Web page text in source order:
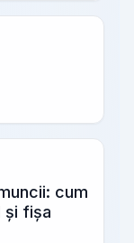
cum
și fișa